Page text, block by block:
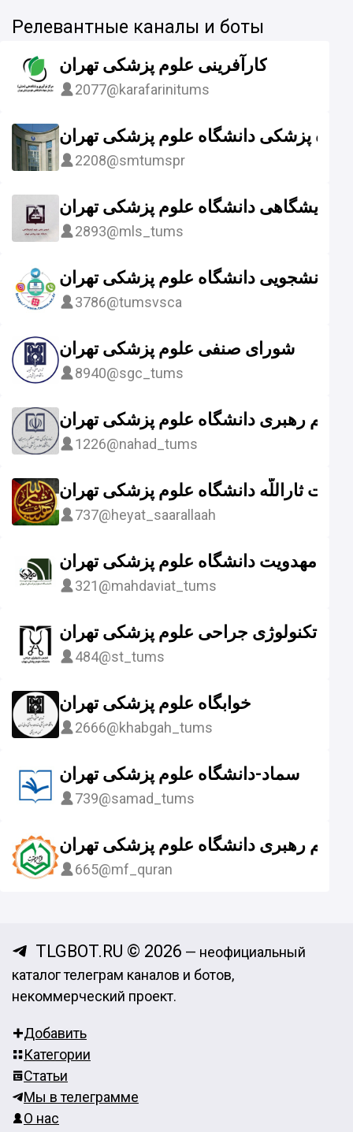
Релевантные каналы и боты
کارآفرینی علوم پزشکی تهران
2077@karafarinitums
پزشکی دانشگاه علوم پزشکی تهران
2208@smtumspr
آزمایشگاهی دانشگاه علوم پزشکی تهران
2893@mls_tums
دانشجویی دانشگاه علوم پزشکی تهران
3786@tumsvsca
شورای صنفی علوم پزشکی تهران
8940@sgc_tums
معظم رهبری دانشگاه علوم پزشکی تهران
1226@nahad_tums
هیئت ثاراللّه دانشگاه علوم پزشکی تهران
737@heyat_saarallaah
مهدویت دانشگاه علوم پزشکی تهران
321@mahdaviat_tums
تکنولوژی جراحی علوم پزشکی تهران
484@st_tums
خوابگاه علوم پزشکی تهران
2666@khabgah_tums
سماد-دانشگاه علوم پزشکی تهران
739@samad_tums
رهبری دانشگاه علوم پزشکی تهران
665@mf_quran
TLGBOT.RU © 2026 — неофициальный
каталог телеграм каналов и ботов,
некоммерческий проект.
Добавить
Категории
Статьи
Мы в телеграмме
О нас